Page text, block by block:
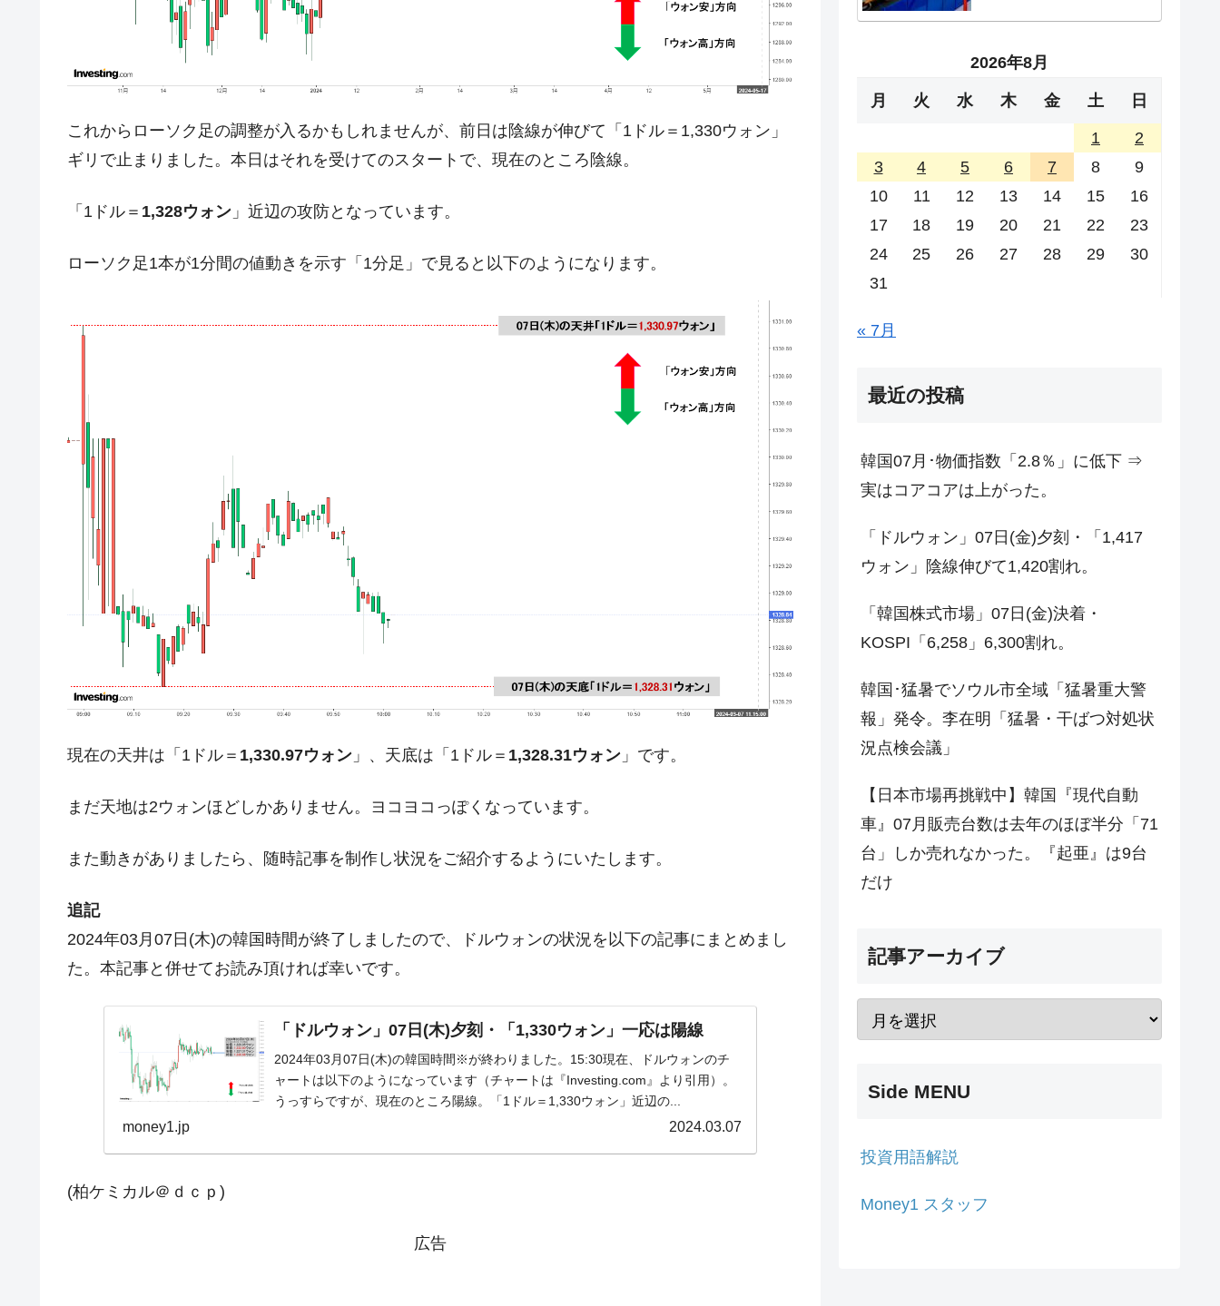
在韓米国大使スティールが着韓！⇒ さっそく空港に詰めかけ「出て行け！」「極右勢力」のプラカー
ドを掲げる「在韓反米勢力」
『Money1』 韓国政府「2035年までに18.4GW規模のAIデータセンター整備」⇒ だから無理だってば。
『Money1』 韓国『国民年金公団』株価暴落で200兆蒸発。
『Money1』 韓国政府「ニセＫ-ブランドを通報しようキャンペーン」⇒ あの名物教授も登場！
『Money1』
『Money1』
米国下院「韓国の公務員個人をターゲットにぶん殴る法案」提出！⇒ クーパン問題は合衆国企業に対
『Money1』 韓国ボンクラ政策室長･金容範、株価暴落に他人事のような発言。
韓国半導体『SKハイニックス』2026年2Qの業績「史上最高益」当期純利益は前年同期比13.4倍に。
韓国･加徳島新国際空港「またも暗礁」の危機 ⇒ 10.7兆では損が出るからできない。
『Money1』
【速報】韓国株式市場の暴落・本日07月29日(水)もサイドカー・サーキットブレイカーの二段コンボ
発動！
IT産業は人を雇用する効果は低い。全産業の半分未満しか雇用を生まない
日本の誇る海洋資源調査船『白嶺』は先進技術の塊！
夏の甲子園、優勝校を最も多く輩出している都道府県とは？
今話題の「楽天ライオンズ」とは？
Fact1 奇跡の毛色「白毛馬」とは？
全て勝つといくら？ 競馬GI競走で勝利騎手がもらえる賞金とは？
平成仮面ライダーの意外すぎるモチーフとは？
Fact1 発表から2日で大崩壊、鳴かず飛ばずに終わりそうなスーパーリーグとは？
Fact1
Fact1 セレクトセールの高額取引馬が稼いだ金額とは？
これからローソク足の調整が入るかもしれませんが、前日は陰線が伸びて「1ドル＝1,330ウォン」
ギリで止まりました。本日はそれを受けてのスタートで、現在のところ陰線。
「1ドル＝ 1,328ウォン 」近辺の攻防となっています。
ローソク足1本が1分間の値動きを示す「1分足」で見ると以下のようになります。
現在の天井は「1ドル＝ 1,330.97ウォン 」、天底は「1ドル＝ 1,328.31ウォン 」です。
まだ天地は2ウォンほどしかありません。ヨコヨコっぽくなっています。
また動きがありましたら、随時記事を制作し状況をご紹介するようにいたします。
追記
2024年03月07日(木)の韓国時間が終了しましたので、ドルウォンの状況を以下の記事にまとめまし
た。本記事と併せてお読み頂ければ幸いです。
「ドルウォン」07日(木)夕刻・「1,330ウォン」一応は陽線
2024年03月07日(木)の韓国時間※が終わりました。15:30現在、ドルウォンのチ
ャートは以下のようになっています（チャートは『Investing.com』より引用）。
うっすらですが、現在のところ陽線。「1ドル＝1,330ウォン」近辺の...
money1.jp 2024.03.07
(柏ケミカル＠ｄｃｐ)
広告
2026年8月
月 火 水 木 金 土 日
1
2
3
4 5 6 7 8
9
10
11 12 13 14 15
16
17
18 19 20 21 22
23
24
25 26 27 28 29
30
31
« 7月
最近の投稿
韓国07月･物価指数「2.8％」に低下 ⇒
実はコアコアは上がった。
「ドルウォン」07日(金)夕刻・「1,417
ウォン」陰線伸びて1,420割れ。
「韓国株式市場」07日(金)決着・
KOSPI「6,258」6,300割れ。
韓国･猛暑でソウル市全域「猛暑重大警
報」発令。李在明「猛暑・干ばつ対処状
況点検会議」
【日本市場再挑戦中】韓国『現代自動
車』07月販売台数は去年のほぼ半分「71
台」しか売れなかった。『起亜』は9台
だけ
記事アーカイブ
Side MENU
投資用語解説
Money1 スタッフ